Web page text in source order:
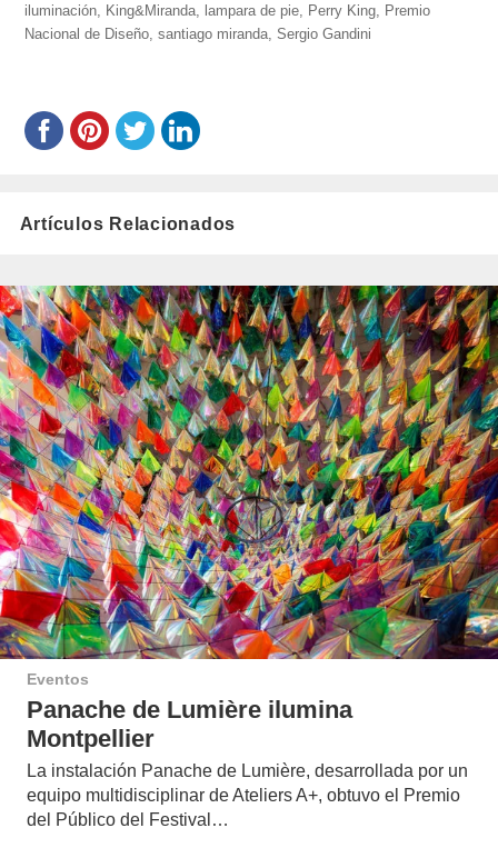
practicas/
el
iluminación, King&Miranda, lampara de pie, Perry King, Premio
Nacional de Diseño,santiago miranda,Sergio Gandini
Artículos Relacionados
Eventos
Panache de Lumière ilumina
Montpellier
La instalación Panache de Lumière, desarrollada por un
equipo multidisciplinar de Ateliers A+, obtuvo el Premio
del Público del Festival…